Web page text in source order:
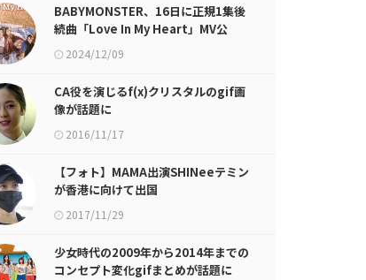
BABYMONSTER、16日に正規1集後
続曲「Love In My Heart」MV公
開！2024/12/09
CA役を演じるf(x)クリスタルのgif画
像が話題に
2016/11/17
【フォト】MAMA出演SHINeeテミン
が香港に向けて出国
2017/11/29
少女時代の2009年から2014年までの
コンセプト変化gifまとめが話題に